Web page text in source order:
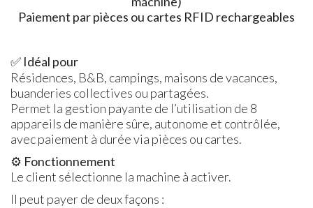
Paiement par pièces ou cartes RFID rechargeables
✅ Idéal pour
Résidences, B&B, campings, maisons de vacances,
buanderies collectives ou partagées.
Permet la gestion payante de l’utilisation de 8
appareils de manière sûre, autonome et contrôlée,
avec paiement à durée via pièces ou cartes.
⚙️ Fonctionnement
Le client sélectionne la machine à activer.
Il peut payer de deux façons :